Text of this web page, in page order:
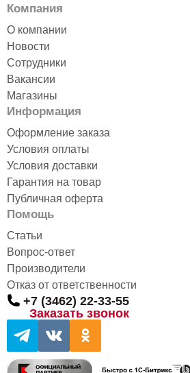
Компания
О компании
Новости
Сотрудники
Вакансии
Магазины
Информация
Оформление заказа
Условия оплаты
Условия доставки
Гарантия на товар
Публичная оферта
Помощь
Статьи
Вопрос-ответ
Производители
Отказ от ответственности
+7 (3462) 22-33-55
Заказать звонок